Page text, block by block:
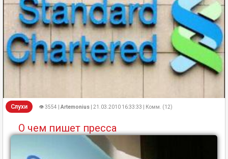
Слухи 👁 3554 | Artemonius | 21.03.2010 16:33:33 | Комм. (12)
О чем пишет пресса